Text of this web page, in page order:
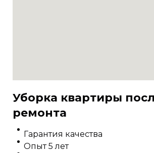
Уборка квартиры
ремонта
Гарантия качества
Опыт 5 лет